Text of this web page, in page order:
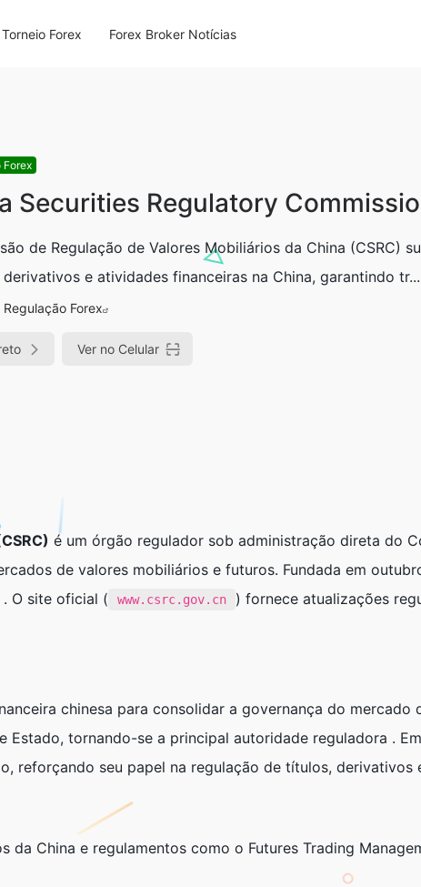
Torneio Forex Forex Broker Notícias
Forex
Securities Regulatory
de Regulação de Valores Mobiliários da China (CSRC)
e atividades financeiras na China, garantindo tr...
Regulação Forex
Ver no Celular
é um órgão regulador sob administração direta do
de valores mobiliários e futuros. Fundada em
O site oficial (
www.csrc.gov.cn
) fornece atualizações
chinesa para consolidar a governança do mercado
Estado, tornando-se a principal autoridade reguladora .
reforçando seu papel na regulação de títulos, derivativos
da China e regulamentos como o Futures Trading